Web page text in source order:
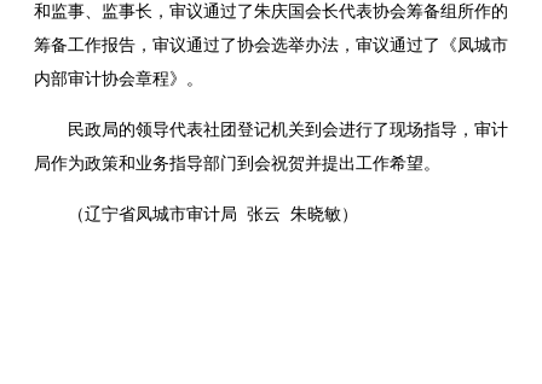
和监事、监事长，审议通过了朱庆国会长代表协会筹备组所作的
筹备工作报告，审议通过了协会选举办法，审议通过了《凤城市
内部审计协会章程》。
民政局的领导代表社团登记机关到会进行了现场指导，审计
局作为政策和业务指导部门到会祝贺并提出工作希望。
（辽宁省凤城市审计局 张云 朱晓敏）